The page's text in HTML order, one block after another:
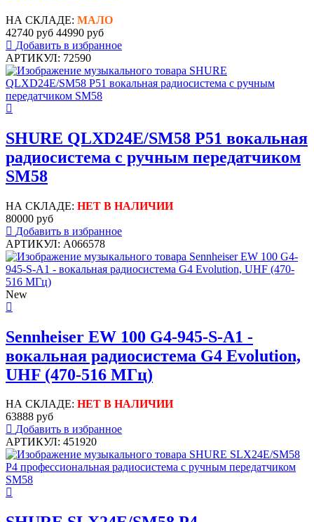
НА СКЛАДЕ: МАЛО
42740 руб 44990 руб
Добавить в избранное
АРТИКУЛ: 72590
SHURE QLXD24E/SM58 P51 вокальная
радиосистема с ручным передатчиком
SM58
НА СКЛАДЕ: НЕТ В НАЛИЧИИ
80000 руб
Добавить в избранное
АРТИКУЛ: A066578
New
Sennheiser EW 100 G4-945-S-A1 -
вокальная радиосистема G4 Evolution,
UHF (470-516 МГц)
НА СКЛАДЕ: НЕТ В НАЛИЧИИ
63888 руб
Добавить в избранное
АРТИКУЛ: 451920